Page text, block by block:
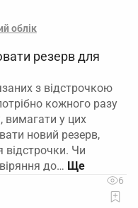
облік
резерв для
з відстрочкою
кожного разу
вимагати у цих
новий резерв,
відстрочки. Чи
до…
6